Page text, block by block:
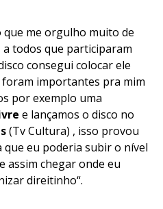
que me orgulho muito de
todos que participaram
consegui colocar ele
importantes pra mim
por exemplo uma
e lançamos o disco no
(Tv Cultura) , isso provou
que eu poderia subir o nível
assim chegar onde eu
direitinho“.